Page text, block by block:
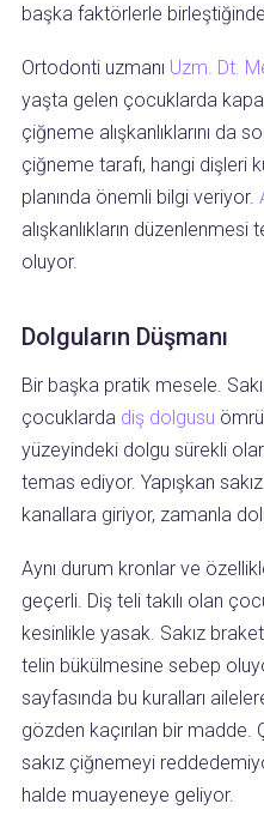
başka faktörlerle
Ortodonti uzmanı Uzm. Dt.
yaşta gelen çocuklarda
çiğneme alışkanlıklarını da
çiğneme tarafı, hangi dişleri
planında önemli bilgi veriyor.
alışkanlıkların
oluyor.
Dolguların Düşmanı
Bir başka pratik mesele.
çocuklarda diş dolgusu
yüzeyindeki dolgu sürekli
temas ediyor. Yapışkan
kanallara giriyor, zamanla
Aynı durum kronlar ve
geçerli. Diş teli takılı olan
kesinlikle yasak. Sakız
telin bükülmesine sebep
sayfasında bu kuralları
gözden kaçırılan bir madde.
sakız çiğnemeyi
halde muayeneye geliyor.